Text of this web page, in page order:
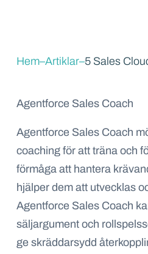
Hem–Artiklar–
Agentforce Sales Coach
Agentforce Sales Coach
coaching för att träna och
förmåga att hantera
hjälper dem att utvecklas
Agentforce Sales Coach
säljargument och
ge skräddarsydd